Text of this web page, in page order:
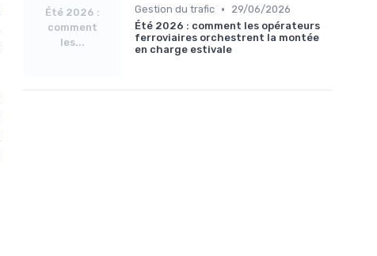
Été 2026 :
comment
les...
Gestion du trafic •
29/06/2026
Été 2026 : comment les opérateurs
ferroviaires orchestrent la montée
en charge estivale